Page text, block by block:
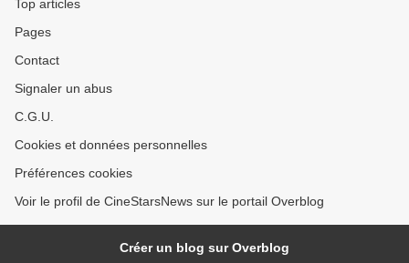
Top articles
Pages
Contact
Signaler un abus
C.G.U.
Cookies et données personnelles
Préférences cookies
Voir le profil de CineStarsNews sur le portail Overblog
Créer un blog sur Overblog